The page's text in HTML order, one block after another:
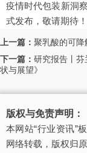
疫情时代包装新洞
式发布，敬请期待！
上一篇： 聚乳酸的可降
下一篇：研究报告丨
状与展望》
版权与免责声明：
本网站“行业资讯”
网络转载，版权归